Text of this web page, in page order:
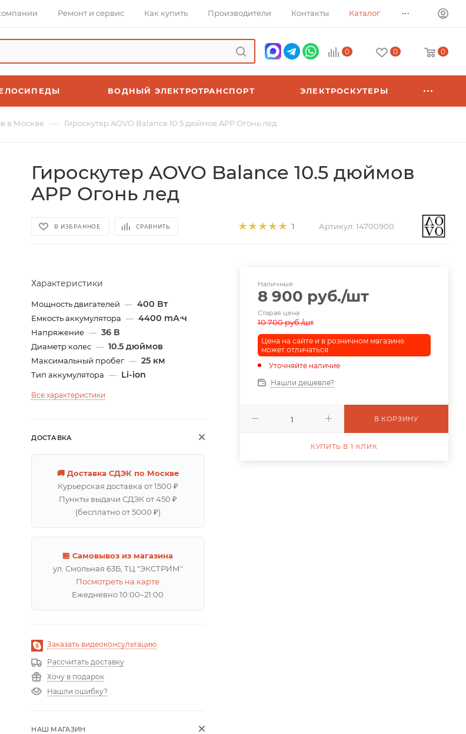
Ремонт и сервис Как купить Производители Контакты Каталог ...
0 0 0
ВОДНЫЙ ЭЛЕКТРОТРАНСПОРТ ЭЛЕКТРОСКУТЕРЫ
в Москве — Гироскутер AOVO Balance 10.5 дюймов APP Огонь лед
Гироскутер AOVO Balance 10.5 дюймов
APP Огонь лед
В ИЗБРАННОЕ СРАВНИТЬ 1 Артикул: 14700900
Характеристики
Мощность двигателей — 400 Вт
Емкость аккумулятора — 4400 mА⋅ч
Напряжение — 36 В
Диаметр колес — 10.5 дюймов
Максимальный пробег — 25 км
Тип аккумулятора — Li-ion
Все характеристики
ДОСТАВКА
🚚 Доставка СДЭК по Москве
Курьерская доставка от 1500 ₽
Пункты выдачи СДЭК от 450 ₽
(бесплатно от 5000 ₽)
🏪 Самовывоз из магазина
ул. Смольная 63Б, ТЦ "ЭКСТРИМ"
Посмотреть на карте
Ежедневно 10:00–21:00
Заказать видеоконсультацию
Рассчитать доставку
Хочу в подарок
Нашли ошибку?
НАШ МАГАЗИН
Наличные
8 900 руб./шт
Старая цена
10 700руб./шт
Цена на сайте и в розничном магазине
может отличаться
Уточняйте наличие
Нашли дешевле?
В КОРЗИНУ
КУПИТЬ В 1 КЛИК